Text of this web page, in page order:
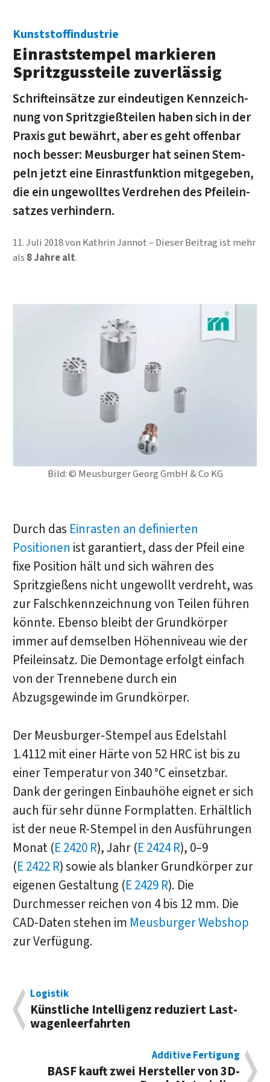
Bild: © Meusburger Georg GmbH & Co KG
Kunststoffindustrie
Einrast­stempel mar­kie­ren
Spritz­guss­teile zuverlässig
Schrifteinsätze zur ein­deu­ti­gen Kenn­zeich­
nung von Spritz­gieß­teilen haben sich in der
Praxis gut be­währt, aber es geht offen­bar
noch besser: Meus­burger hat seinen Stem­
peln jetzt eine Ein­rast­funk­tion mit­ge­ge­ben,
die ein un­ge­woll­tes Ver­drehen des Pfeil­ein­
satzes verhindern.
11. Juli 2018von Kathrin Jannot
Dieser Beitrag ist mehr
als 8 Jahre alt.
Durch das Einrasten an definierten
Positionen ist garantiert, dass der Pfeil eine
fixe Position hält und sich währen des
Spritzgießens nicht ungewollt verdreht, was
zur Falschkennzeichnung von Teilen führen
könnte. Ebenso bleibt der Grundkörper
immer auf demselben Höhenniveau wie der
Pfeileinsatz. Die Demontage erfolgt einfach
von der Trennebene durch ein
Abzugsgewinde im Grundkörper.
Der Meusburger-Stempel aus Edelstahl
1.4112 mit einer Härte von 52 HRC ist bis zu
einer Temperatur von 340 °C einsetzbar.
Dank der geringen Einbauhöhe eignet er sich
auch für sehr dünne Formplatten. Erhältlich
ist der neue R-Stempel in den Ausführungen
Monat (E 2420 R), Jahr (E 2424 R), 0–9
(E 2422 R) sowie als blanker Grundkörper zur
eigenen Gestaltung (E 2429 R). Die
Durchmesser reichen von 4 bis 12 mm. Die
CAD-Daten stehen im Meusburger Webshop
zur Verfügung.
Logistik
Künstliche In­tel­li­genz re­du­ziert Last­
wagen­leerfahrten
Additive Fertigung
BASF kauft zwei Her­steller von 3D-